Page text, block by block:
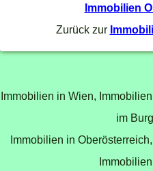
Immobilien
Zurück zur
Immobilien in Wien,
im
Immobilien in Oberösterreich,